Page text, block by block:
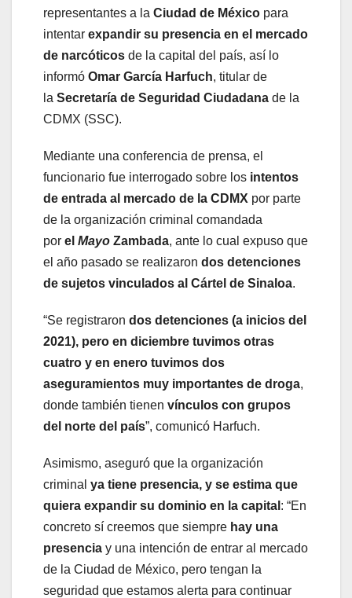
representantes a la Ciudad de México para
intentar expandir su presencia en el mercado
de narcóticos de la capital del país, así lo
informó Omar García Harfuch, titular de
la Secretaría de Seguridad Ciudadana de la
CDMX (SSC).
Mediante una conferencia de prensa, el
funcionario fue interrogado sobre los intentos
de entrada al mercado de la CDMX por parte
de la organización criminal comandada
por el Mayo Zambada, ante lo cual expuso que
el año pasado se realizaron dos detenciones
de sujetos vinculados al Cártel de Sinaloa.
“Se registraron dos detenciones (a inicios del
2021), pero en diciembre tuvimos otras
cuatro y en enero tuvimos dos
aseguramientos muy importantes de droga,
donde también tienen vínculos con grupos
del norte del país”, comunicó Harfuch.
Asimismo, aseguró que la organización
criminal ya tiene presencia, y se estima que
quiera expandir su dominio en la capital : “En
concreto sí creemos que siempre hay una
presencia y una intención de entrar al mercado
de la Ciudad de México, pero tengan la
seguridad que estamos alerta para continuar